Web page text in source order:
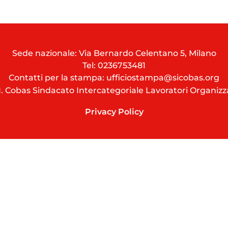
Sede nazionale: Via Bernardo Celentano 5, Milano
Tel: 0236753481
Contatti per la stampa: ufficiostampa@sicobas.org
Cobas Sindacato Intercategoriale Lavoratori
Privacy Policy